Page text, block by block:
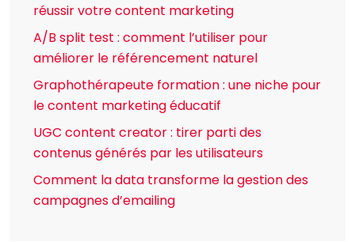
réussir votre content marketing
A/B split test : comment l’utiliser pour
améliorer le référencement naturel
Graphothérapeute formation : une niche pour
le content marketing éducatif
UGC content creator : tirer parti des
contenus générés par les utilisateurs
Comment la data transforme la gestion des
campagnes d’emailing